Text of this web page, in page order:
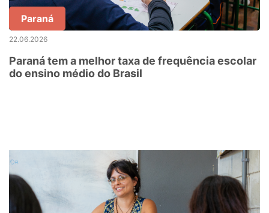
Paraná
22.06.2026
Paraná tem a melhor taxa de frequência escolar
do ensino médio do Brasil